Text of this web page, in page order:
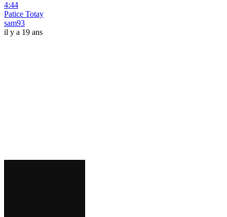
4:44
Patice Totay
sam93
il y a 19 ans